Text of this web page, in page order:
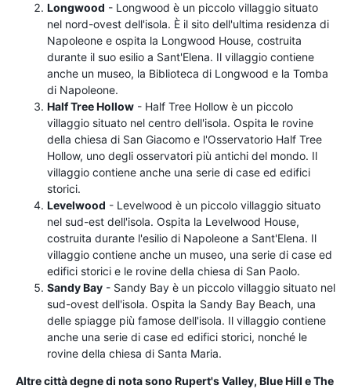
Longwood - Longwood è un piccolo villaggio situato
nel nord-ovest dell'isola. È il sito dell'ultima residenza di
Napoleone e ospita la Longwood House, costruita
durante il suo esilio a Sant'Elena. Il villaggio contiene
anche un museo, la Biblioteca di Longwood e la Tomba
di Napoleone.
Half Tree Hollow - Half Tree Hollow è un piccolo
villaggio situato nel centro dell'isola. Ospita le rovine
della chiesa di San Giacomo e l'Osservatorio Half Tree
Hollow, uno degli osservatori più antichi del mondo. Il
villaggio contiene anche una serie di case ed edifici
storici.
Levelwood - Levelwood è un piccolo villaggio situato
nel sud-est dell'isola. Ospita la Levelwood House,
costruita durante l'esilio di Napoleone a Sant'Elena. Il
villaggio contiene anche un museo, una serie di case ed
edifici storici e le rovine della chiesa di San Paolo.
Sandy Bay - Sandy Bay è un piccolo villaggio situato nel
sud-ovest dell'isola. Ospita la Sandy Bay Beach, una
delle spiagge più famose dell'isola. Il villaggio contiene
anche una serie di case ed edifici storici, nonché le
rovine della chiesa di Santa Maria.
Altre città degne di nota sono Rupert's Valley, Blue Hill e The